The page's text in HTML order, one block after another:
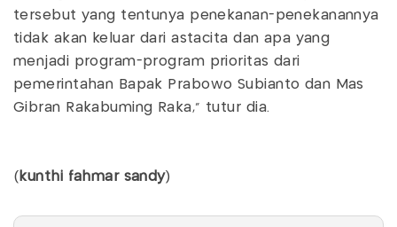
tersebut yang tentunya penekanan-penekanannya
tidak akan keluar dari astacita dan apa yang
menjadi program-program prioritas dari
pemerintahan Bapak Prabowo Subianto dan Mas
Gibran Rakabuming Raka,” tutur dia.
( kunthi fahmar sandy)